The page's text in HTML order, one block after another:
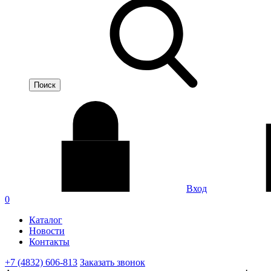
Вход
0
Каталог
Новости
Контакты
+7 (4832) 606-813 Заказать звонок